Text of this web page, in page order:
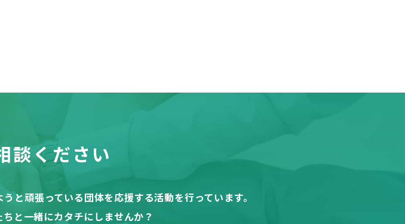
談ください
と頑張っている団体を応援する活動を行っています。
と一緒にカタチにしませんか？